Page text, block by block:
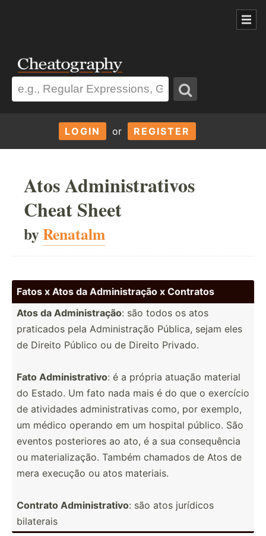
LOGIN or REGISTER
Atos Administrativos
Cheat Sheet
byRenatalm
Fatos x Atos da Admini­stração x Contratos
Atos da Admini­stração: são todos os atos
praticados pela Admini­stração Pública, sejam eles
de Direito Público ou de Direito Privado.
Fato Admini­str­ativo: é a própria atuação material
do Estado. Um fato nada mais é do que o exercício
de atividades admini­str­ativas como, por exemplo,
um médico operando em um hospital público. São
eventos poster­iores ao ato, é a sua conseq­uência
ou materi­ali­zação. Também chamados de Atos de
mera execução ou atos materiais.
Contrato Admini­str­ativo: são atos jurídicos
bilaterais